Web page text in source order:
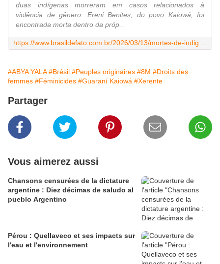
duas indígenas morreram em casos relacionados à
violência de gênero. Ereni Benites, do povo Kaiowá, foi
encontrada morta dentro da próp...
#ABYA YALA #Brésil #Peuples originaires #8M #Droits des
femmes #Féminicides #Guaraní Kaiowá #Xerente
Partager
Vous aimerez aussi
Chansons censurées de la dictature
argentine : Diez décimas de saludo al
pueblo Argentino
Pérou : Quellaveco et ses impacts sur
l'eau et l'environnement